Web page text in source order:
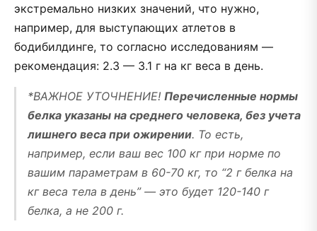
экстремально низких значений, что нужно,
например, для выступающих атлетов в
бодибилдинге, то согласно исследованиям —
рекомендация: 2.3 — 3.1 г на кг веса в день.
*ВАЖНОЕ УТОЧНЕНИЕ! Перечисленные нормы
белка указаны на среднего человека, без учета
лишнего веса при ожирении. То есть,
например, если ваш вес 100 кг при норме по
вашим параметрам в 60-70 кг, то “2 г белка на
кг веса тела в день” — это будет 120-140 г
белка, а не 200 г.